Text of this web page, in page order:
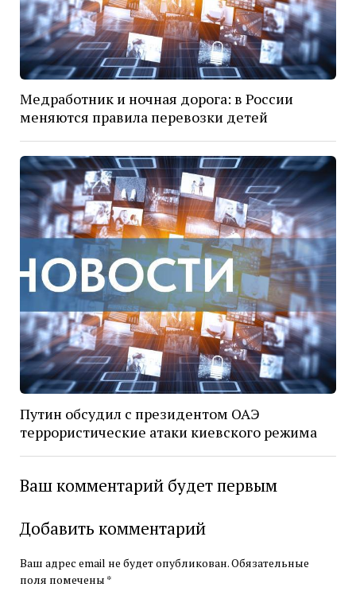
Медработник и ночная дорога: в России
меняются правила перевозки детей
Путин обсудил с президентом ОАЭ
террористические атаки киевского режима
Ваш комментарий будет первым
Добавить комментарий
Ваш адрес email не будет опубликован.Обязательные
поля помечены *